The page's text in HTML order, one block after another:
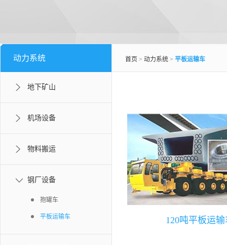
动力系统
地下矿山
机场设备
物料搬运
钢厂设备
抱罐车
平板运输车
首页 > 动力系统 > 平板运输车
120吨平板运输